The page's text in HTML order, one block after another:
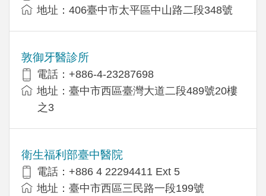
地址：406臺中市太平區中山路二段348號
敦御牙醫診所
電話：+886-4-23287698
地址：臺中市西區臺灣大道二段489號20樓
之3
衛生福利部臺中醫院
電話：+886 4 22294411 Ext 5
地址：臺中市西區三民路一段199號